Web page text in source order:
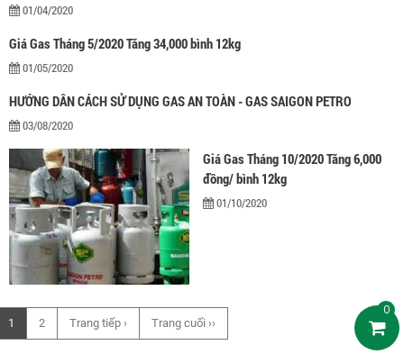
0
01/04/2020
Giá Gas Tháng 5/2020 Tăng 34,000 bình 12kg
01/05/2020
HƯỚNG DÂN CÁCH SỬ DỤNG GAS AN TOÀN - GAS SAIGON PETRO
03/08/2020
Giá Gas Tháng 10/2020 Tăng 6,000
đồng/ bình 12kg
01/10/2020
1 2 Trang tiếp › Trang cuối ››